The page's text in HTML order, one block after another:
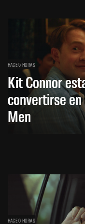
HACE 5 HORAS
Kit Connor
convertirse
Men
HACE 6 HORAS